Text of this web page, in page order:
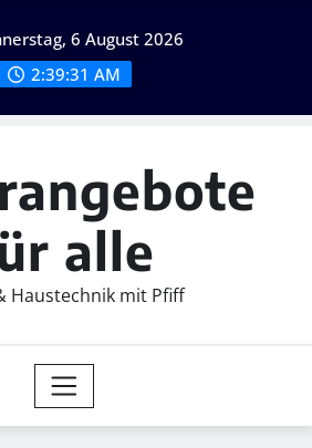
6 August 2026
2:39:32 AM
alle
Haustechnik mit Pfiff